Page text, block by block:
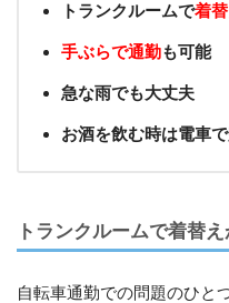
トランクルームで着替
手ぶらで通勤も可能
急な雨でも大丈夫
お酒を飲む時は電車
トランクルームで着替
自転車通勤での問題のひと